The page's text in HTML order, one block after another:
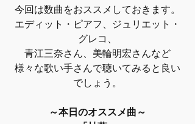
今回は数曲をおススメしておきます。
エディット・ピアフ、ジュリエット・
グレコ、
青江三奈さん、美輪明宏さんなど
様々な歌い手さんで聴いてみると良い
でしょう。
～本日のオススメ曲～